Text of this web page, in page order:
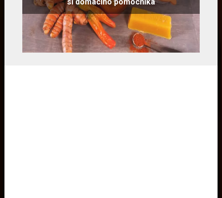
si domácího pomocníka